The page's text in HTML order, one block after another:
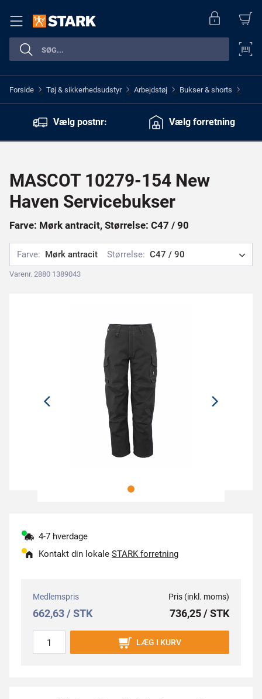
Forside > Tøj & sikkerhedsudstyr > Arbejdstøj > Bukser & shorts >
Vælg postnr: Vælg forretning
MASCOT 10279-154 New
Haven Servicebukser
Farve: Mørk antracit, Størrelse: C47 / 90
Farve: Mørk antracit Størrelse: C47 / 90
Varenr. 2880 1389043
4-7 hverdage
Kontakt din lokale STARK forretning
Medlemspris
662,63 / STK
Pris (inkl. moms)
736,25 / STK
LÆG I KURV